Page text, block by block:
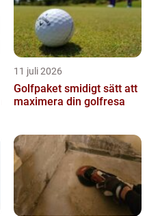
11 juli 2026
Golfpaket smidigt sätt att
maximera din golfresa